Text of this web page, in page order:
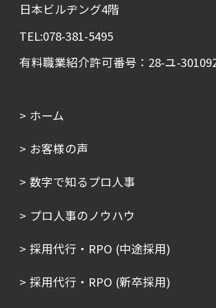
日本ビルヂング4階
TEL:078-381-5495
有料職業紹介許可番号：28-ユ-
ホーム
お客様の声
数字で知るプロ人事
プロ人事のノウハウ
採用代行・RPO (中途採用)
採用代行・RPO (新卒採用)